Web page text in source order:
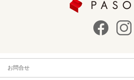
お問合せ